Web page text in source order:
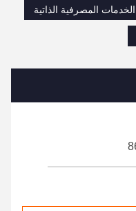
المصرفية الذاتية